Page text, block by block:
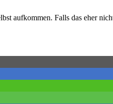
aufkommen. Falls das eher